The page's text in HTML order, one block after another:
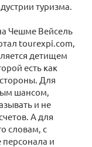
туризма.
Чешме Вейсель
tourexpi.com,
детищем
есть как
Для
шансом,
и не
А для
словам, с
и